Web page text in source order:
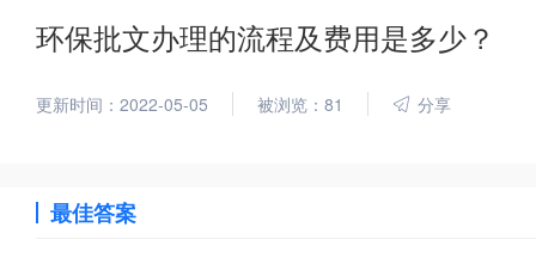
环保批文办理的流程及费用是多少？
更新时间：2022-05-05 被浏览：81 分享
最佳答案